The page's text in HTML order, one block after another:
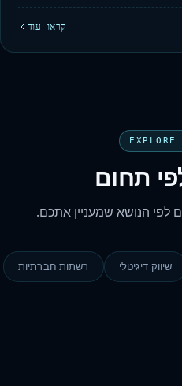
קראו עוד
EXPLORE
תחום
לפי הנושא שמעניין אתכם.
שיווק דיגיטלי רשתות חברתיות